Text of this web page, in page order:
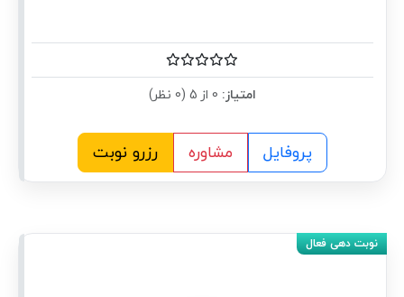
امتیاز:
پروفایل مشاوره رزرو نوبت